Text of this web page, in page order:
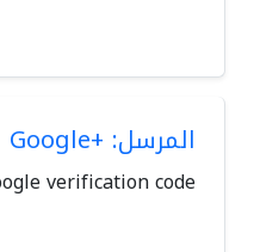
المرسل: +Google
verification code.